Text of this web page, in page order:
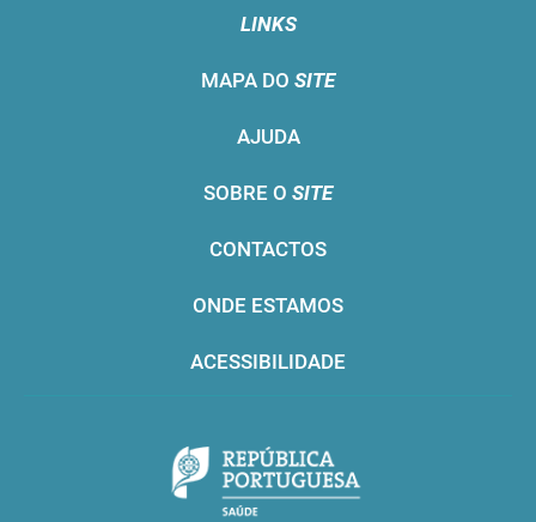
LINKS
MAPA DO SITE
AJUDA
SOBRE O SITE
CONTACTOS
ONDE ESTAMOS
ACESSIBILIDADE